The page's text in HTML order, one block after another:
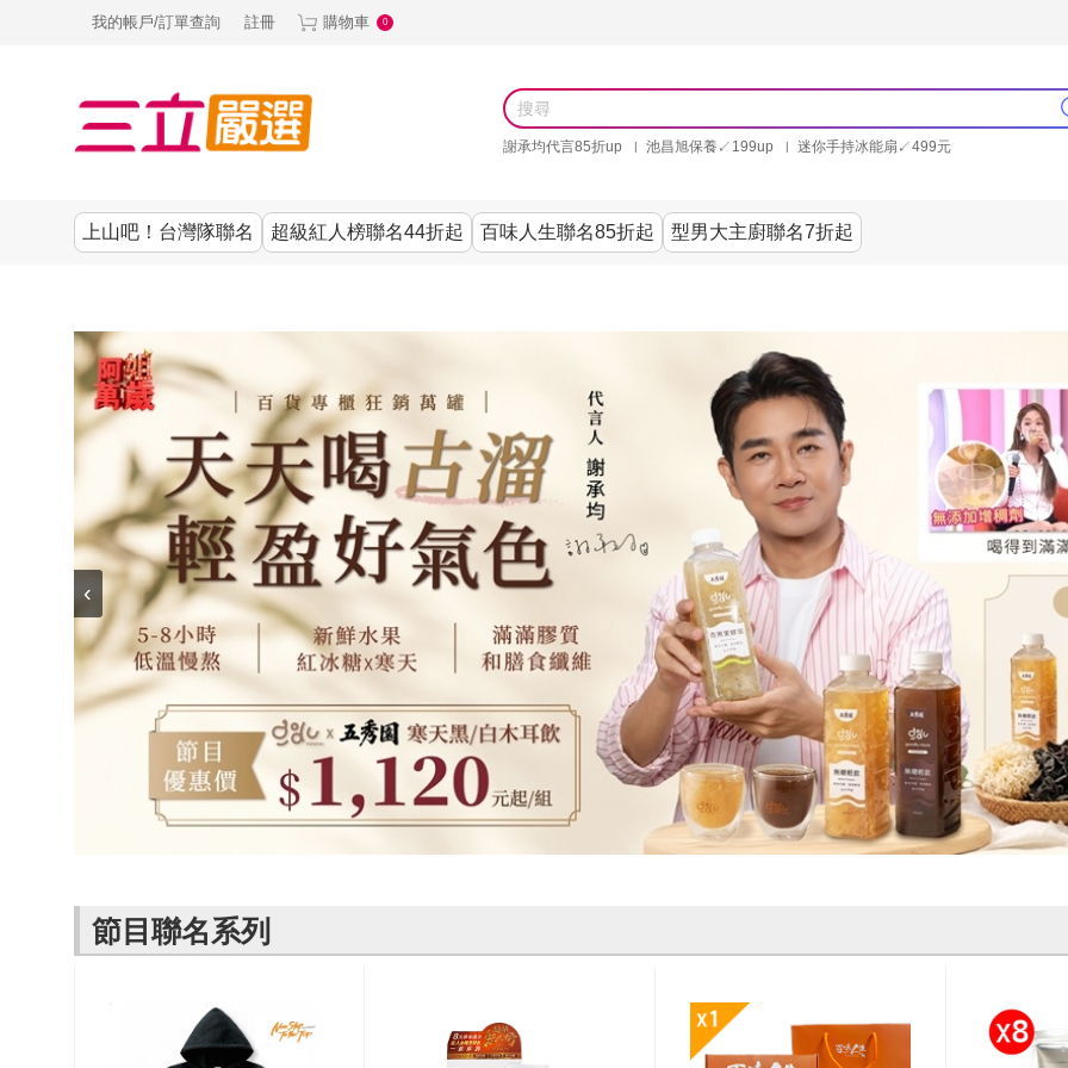
我的帳戶/訂單查詢 註冊 購物車 0
謝承均代言85折up 池昌旭保養↙199up
迷你手持冰能扇↙499元
上山吧！台灣隊聯名 超級紅人榜聯名44折起 百味人生聯名85折起 型男大主廚聯名7折起
古溜x五秀園
熱銷排行
請世界吃桌
上山下海過一
夜聯名
超級紅人榜聯
百味人生戲劇
型男大主廚聯
名
節目聯名商品
熱銷排行
零食│點心
即食泡麵 l 沖泡
品
罐頭 l 食材 l 烘
鍋物 l 藥膳 l 滴
雞精
林聰明沙鍋魚
頭
冷藏 | 冷凍食品
李大娘手工水
三立X信海 星
鮮蝦蝦滑
沈玉琳代言羊
熱銷排行
餐廚用品
生活百貨
清潔用品
寢具│床墊
宗教開運
ELVIS愛菲斯
寢具
Astonish英國潔
雨揚老師開運
金健康石墨烯
熱銷排行
上衣
機能服飾
配件
PP波瑟楓妮品
牌館
L’eBeauty包包
養生|保健
美妝｜保養
DF美肌醫生
池昌旭代言
Bello. U
OUR FAMILY
一家人
甘味人生
狀元堂牛樟芝
十時塑
熱銷排行
無鋼圈│無痕
塑身衣│褲
女內褲
男內褲
NEONER
熱銷排行
廚房專區
生活專區
美容專區
涼夏家電
3C
1MORE耳機
SKINASSET
甘味人生鍵力
肽↙85折
百味人生
‹
節目聯名系列